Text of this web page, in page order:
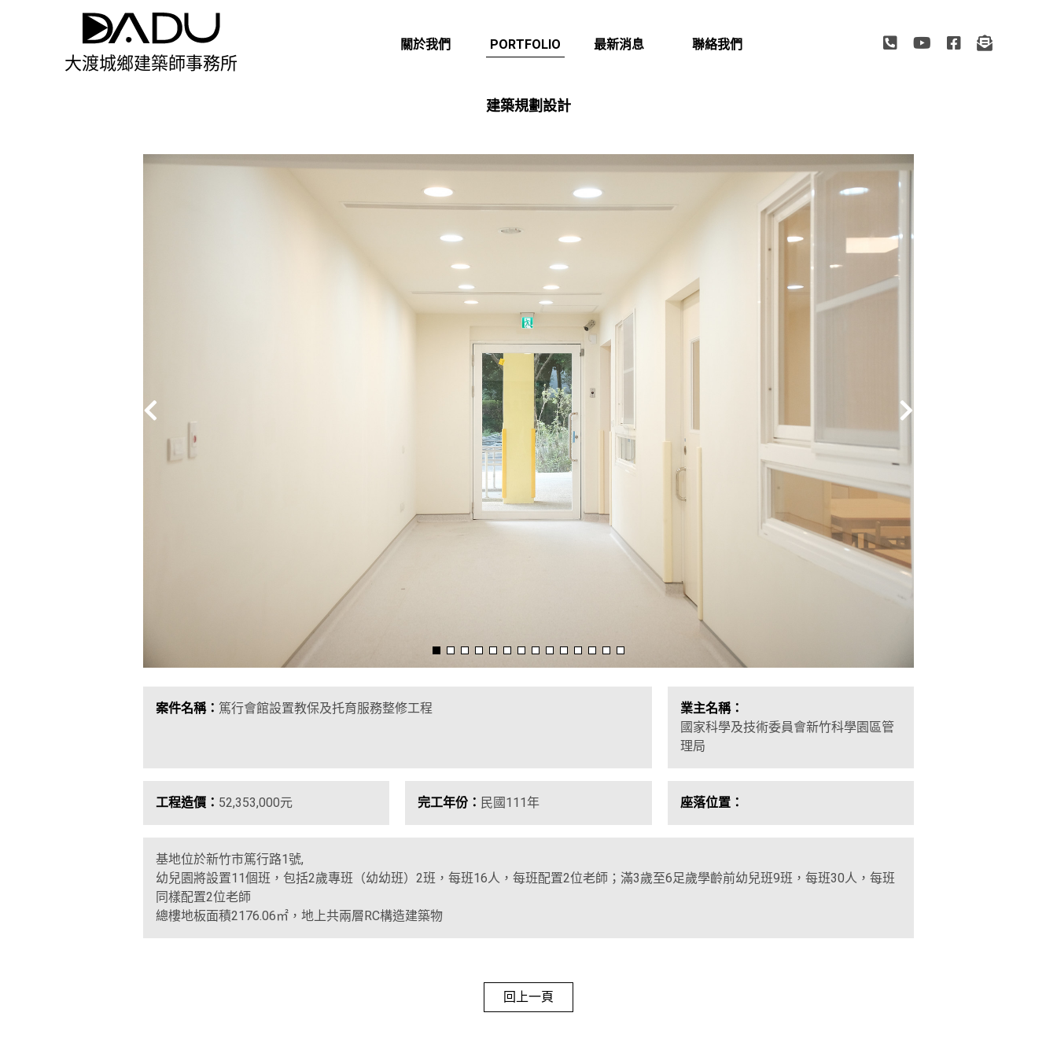
大渡城鄉建築師事務所
關於我們
PORTFOLIO
最新消息
聯絡我們
建築規劃設計
案件名稱： 篤行會館設置教保及托育服務整修工程
業主名稱：
國家科學及技術委員會新竹科學園區管
理局
工程造價： 52,353,000元 完工年份： 民國111年 座落位置：
基地位於新竹市篤行路1號,
幼兒園將設置11個班，包括2歲專班（幼幼班）2班，每班16人，每班配置2位老師；滿3歲至6足歲學齡前幼兒班9班，每班30人，每班
同樣配置2位老師
總樓地板面積2176.06㎡，地上共兩層RC構造建築物
回上一頁